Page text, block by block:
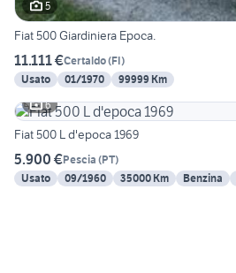
5
Fiat 500 Giardiniera Epoca.
11.111 €Certaldo(FI)
Usato
01/1970
99999 Km
6
Fiat 500 L d'epoca 1969
5.900 €Pescia (PT)
Usato
09/1960 35000 Km Benzina